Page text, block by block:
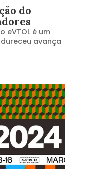
do
eVTOL é um
avança